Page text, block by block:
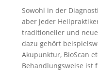
Sowohl in der
aber jeder
traditioneller und
dazu gehört
Akupunktur, BioScan
Behandlungsweise ist